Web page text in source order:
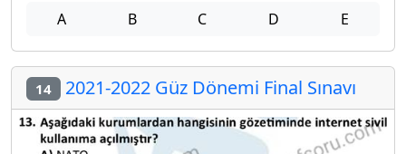
A B C D E
14 2021-2022 Güz Dönemi Final Sınavı